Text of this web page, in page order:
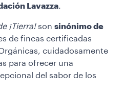
Lavazza.
¡Tierra!son sinónimo de
de fincas certificadas
cuidadosamente
para ofrecer una
del sabor de los